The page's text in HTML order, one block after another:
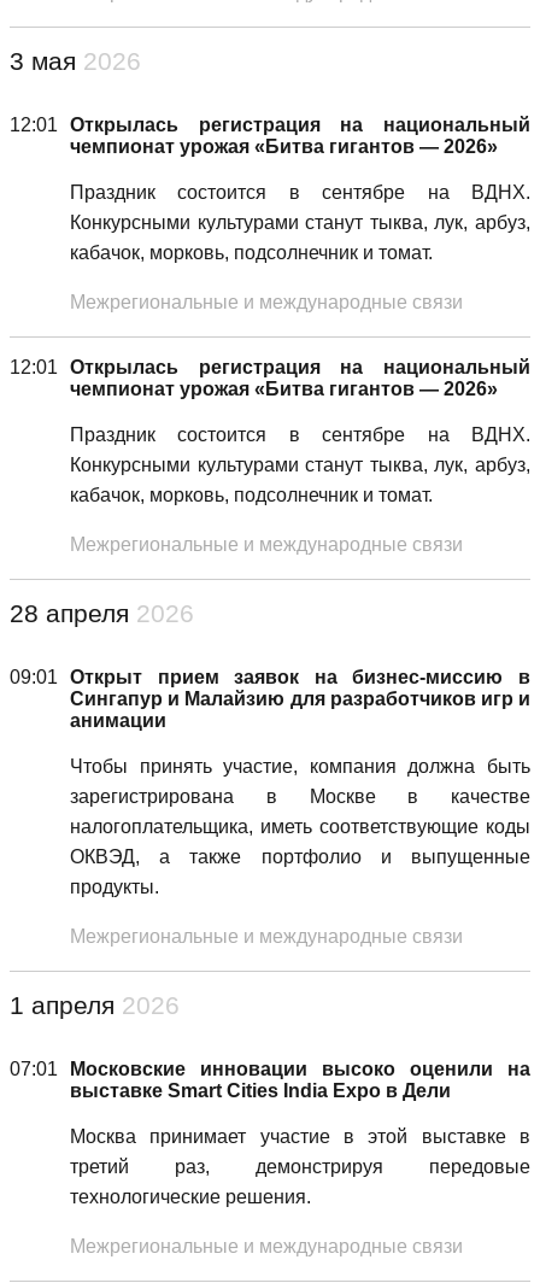
3 мая 2026
12:01
Открылась регистрация на национальный
чемпионат урожая «Битва гигантов — 2026»
Праздник состоится в сентябре на ВДНХ.
Конкурсными культурами станут тыква, лук, арбуз,
кабачок, морковь, подсолнечник и томат.
Межрегиональные и международные связи
12:01
Открылась регистрация на национальный
чемпионат урожая «Битва гигантов — 2026»
Праздник состоится в сентябре на ВДНХ.
Конкурсными культурами станут тыква, лук, арбуз,
кабачок, морковь, подсолнечник и томат.
Межрегиональные и международные связи
28 апреля 2026
09:01
Открыт прием заявок на бизнес-миссию в
Сингапур и Малайзию для разработчиков игр и
анимации
Чтобы принять участие, компания должна быть
зарегистрирована в Москве в качестве
налогоплательщика, иметь соответствующие коды
ОКВЭД, а также портфолио и выпущенные
продукты.
Межрегиональные и международные связи
1 апреля 2026
07:01
Московские инновации высоко оценили на
выставке Smart Cities India Expo в Дели
Москва принимает участие в этой выставке в
третий раз, демонстрируя передовые
технологические решения.
Межрегиональные и международные связи